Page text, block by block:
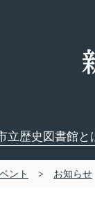
立歴史図書館と
ント > お知らせ